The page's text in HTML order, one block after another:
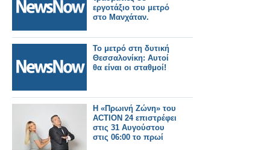
εργοτάξιο του μετρό
στο Μανχάταν.
Το μετρό στη δυτική
Θεσσαλονίκη: Αυτοί
θα είναι οι σταθμοί!
Η «Πρωινή Ζώνη» του
ACTION 24 επιστρέφει
στις 31 Αυγούστου
στις 06:00 το πρωί